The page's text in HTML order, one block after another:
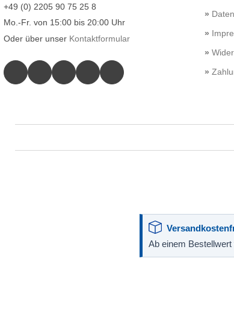
+49 (0) 2205 90 75 25 8
Mo.-Fr. von 15:00 bis 20:00 Uhr
Oder über unser Kontaktformular
Ab einem Bestellwert